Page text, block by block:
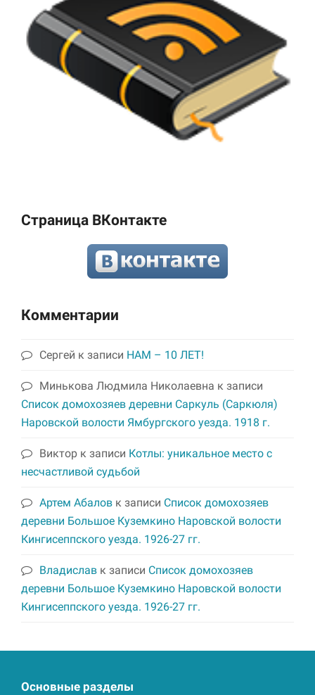
Страница ВКонтакте
Комментарии
Сергей к записи НАМ – 10 ЛЕТ!
Минькова Людмила Николаевна к записи
Список домохозяев деревни Саркуль (Саркюля)
Наровской волости Ямбургского уезда. 1918 г.
Виктор к записи Котлы: уникальное место с
несчастливой судьбой
Артем Абалов к записи Список домохозяев
деревни Большое Куземкино Наровской волости
Кингисеппского уезда. 1926-27 гг.
Владислав к записи Список домохозяев
деревни Большое Куземкино Наровской волости
Кингисеппского уезда. 1926-27 гг.
Основные разделы